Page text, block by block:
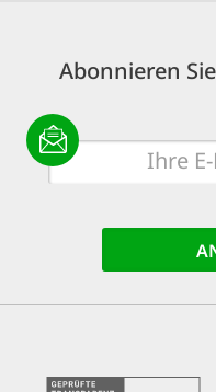
Abonnieren